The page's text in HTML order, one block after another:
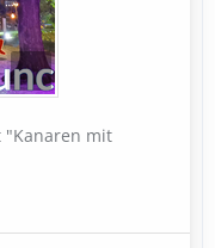
"Kanaren mit